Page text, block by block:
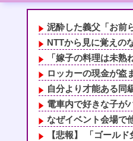
泥酔した義父「お前
NTTから見に覚えの
「嫁子の料理は未
ロッカーの現金が盗
自分より才能ある同
電車内で好きな子が
なぜイベント会場で
【悲報】 「ゴール